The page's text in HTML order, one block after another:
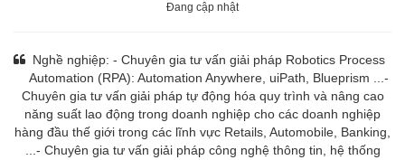
Powerpoint
Đang cập nhật
Nghề nghiệp: - Chuyên gia tư vấn giải pháp Robotics Process
Automation (RPA): Automation Anywhere, uiPath, Blueprism ...-
Chuyên gia tư vấn giải pháp tự động hóa quy trình và nâng cao
năng suất lao động trong doanh nghiệp cho các doanh nghiệp
hàng đầu thế giới trong các lĩnh vực Retails, Automobile, Banking,
...- Chuyên gia tư vấn giải pháp công nghệ thông tin, hệ thống